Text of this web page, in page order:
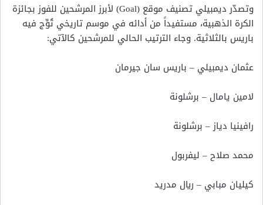
وتصدّر ديمبيلي تصنيف موقع (Goal) لأبرز المرشحين للفوز بجائزة
الكرة الذهبية، مستفيداً من أدائه في موسم تاريخي تُوِّج فيه
باريس بالثلاثية. وجاء الترتيب الحالي للمرشحين كالآتي:
عثمان ديمبيلي – باريس سان جيرمان
لامين يامال – برشلونة
رافينيا دياز – برشلونة
محمد صلاح – ليفربول
كيليان مبابي – ريال مدريد